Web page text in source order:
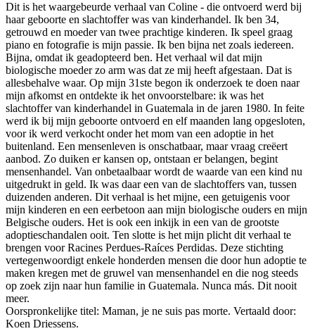
Dit is het waargebeurde verhaal van Coline - die ontvoerd werd bij
haar geboorte en slachtoffer was van kinderhandel. Ik ben 34,
getrouwd en moeder van twee prachtige kinderen. Ik speel graag
piano en fotografie is mijn passie. Ik ben bijna net zoals iedereen.
Bijna, omdat ik geadopteerd ben. Het verhaal wil dat mijn
biologische moeder zo arm was dat ze mij heeft afgestaan. Dat is
allesbehalve waar. Op mijn 31ste begon ik onderzoek te doen naar
mijn afkomst en ontdekte ik het onvoorstelbare: ik was het
slachtoffer van kinderhandel in Guatemala in de jaren 1980. In feite
werd ik bij mijn geboorte ontvoerd en elf maanden lang opgesloten,
voor ik werd verkocht onder het mom van een adoptie in het
buitenland. Een mensenleven is onschatbaar, maar vraag creëert
aanbod. Zo duiken er kansen op, ontstaan er belangen, begint
mensenhandel. Van onbetaalbaar wordt de waarde van een kind nu
uitgedrukt in geld. Ik was daar een van de slachtoffers van, tussen
duizenden anderen. Dit verhaal is het mijne, een getuigenis voor
mijn kinderen en een eerbetoon aan mijn biologische ouders en mijn
Belgische ouders. Het is ook een inkijk in een van de grootste
adoptieschandalen ooit. Ten slotte is het mijn plicht dit verhaal te
brengen voor Racines Perdues-Raíces Perdidas. Deze stichting
vertegenwoordigt enkele honderden mensen die door hun adoptie te
maken kregen met de gruwel van mensenhandel en die nog steeds
op zoek zijn naar hun familie in Guatemala. Nunca más. Dit nooit
meer.
Oorspronkelijke titel: Maman, je ne suis pas morte. Vertaald door:
Koen Driessens.